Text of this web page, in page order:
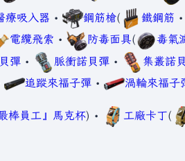
療吸入器 • 鋼筋槍( 鐵鋼筋 •
電纜飛索 • 防毒面具( 毒氣
彈 • 脈衝諾貝彈 • 集叢諾
追蹤來福子彈 • 渦輪來福子
棒員工』馬克杯) • 工廠卡丁(